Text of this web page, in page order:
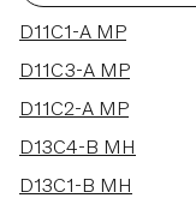
76 results
D11C1-A MP
D11C3-A MP
D11C2-A MP
D13C4-B MH
D13C1-B MH